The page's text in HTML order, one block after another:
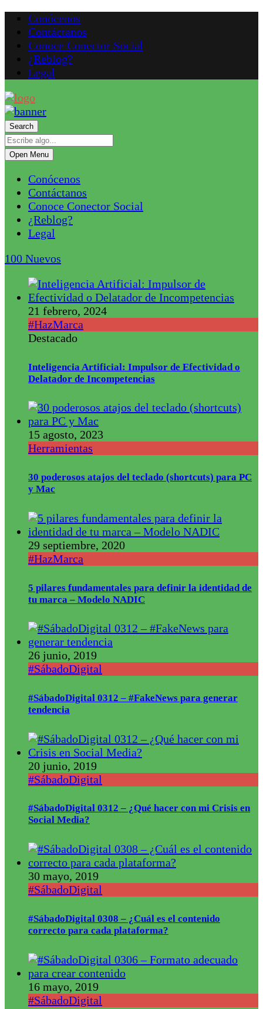
Conócenos
Contáctanos
Conoce Conector Social
¿Reblog?
Legal
Search
Open Menu
Conócenos
Contáctanos
Conoce Conector Social
¿Reblog?
Legal
100 Nuevos
21 febrero, 2024
#HazMarca
Destacado
Inteligencia Artificial: Impulsor de Efectividad o
Delatador de Incompetencias
15 agosto, 2023
Herramientas
30 poderosos atajos del teclado (shortcuts) para PC
y Mac
29 septiembre, 2020
#HazMarca
5 pilares fundamentales para definir la identidad de
tu marca – Modelo NADIC
26 junio, 2019
#SábadoDigital
#SábadoDigital 0312 – #FakeNews para generar
tendencia
20 junio, 2019
#SábadoDigital
#SábadoDigital 0312 – ¿Qué hacer con mi Crisis en
Social Media?
30 mayo, 2019
#SábadoDigital
#SábadoDigital 0308 – ¿Cuál es el contenido
correcto para cada plataforma?
16 mayo, 2019
#SábadoDigital